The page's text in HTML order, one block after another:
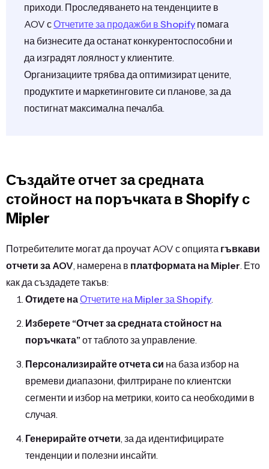
приходи. Проследяването на тенденциите в
AOV сОтчетите за продажби в Shopify помага
на бизнесите да останат конкурентоспособни и
да изградят лоялност у клиентите.
Организациите трябва да оптимизират цените,
продуктите и маркетинговите си планове, за да
постигнат максимална печалба.
Създайте отчет за средната
стойност на поръчката в Shopify с
Mipler
Потребителите могат да проучат AOV с опцията гъвкави
отчети за AOV , намерена в платформата на Mipler . Ето
как да създадете такъв:
Отидете наОтчетите на Mipler за Shopify
Изберете “Отчет за средната стойност на
поръчката” от таблото за управление.
Персонализирайте отчета си на база избор на
времеви диапазони, филтриране по клиентски
сегменти и избор на метрики, които са необходими в
случая.
Генерирайте отчети , за да идентифицирате
тенденции и полезни инсайти.